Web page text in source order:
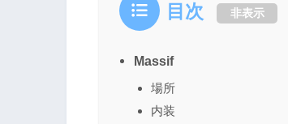
目次 非表示
Massif
場所
内装